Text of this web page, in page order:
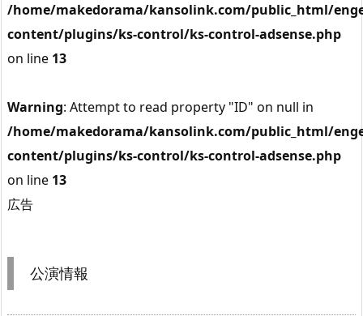
/home/makedorama/kansolink.com/public_html/
content/plugins/ks-control/ks-control-adsense.php
on line 13
Warning: Attempt to read property "ID" on null in
/home/makedorama/kansolink.com/public_html/
content/plugins/ks-control/ks-control-adsense.php
on line 13
広告
公演情報